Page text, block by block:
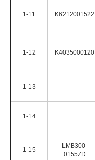
1-11 K6212001522
1-12 K4035000120
1-13
1-14
1-15
LMB300-
0155ZD